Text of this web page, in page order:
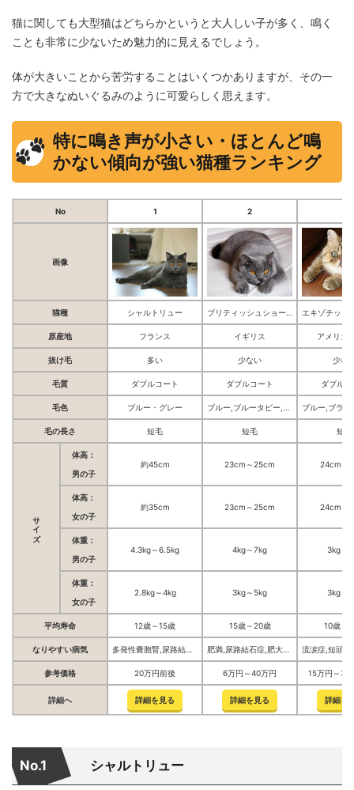
猫に関しても大型猫はどちらかというと大人しい子が多く、鳴く
ことも非常に少ないため魅力的に見えるでしょう。
体が大きいことから苦労することはいくつかありますが、その一
方で大きなぬいぐるみのように可愛らしく思えます。
特に鳴き声が小さい・ほとんど鳴
かない傾向が強い猫種ランキング
No 1 2
画像
猫種 シャルトリュー
原産地 フランス イギリス アメリカ
抜け毛 多い 少ない 少な
毛質 ダブルコート ダブルコート ダブル
毛色 ブルー・グレー
毛の長さ 短毛 短毛 短毛
サイズ
体高：
男の子
約45cm 23cm～25cm 24cm～
体高：
女の子
約35cm 23cm～25cm 24cm～
体重：
男の子
4.3kg～6.5kg 4kg～7kg 3kg～
体重：
女の子
2.8kg～4kg 3kg～5kg 3kg～
平均寿命 12歳～15歳 15歳～20歳 10歳～
なりやすい病気
参考価格 20万円前後 6万円～40万円 15万円～30
詳細へ 詳細を見る 詳細を見る 詳細を
No.1 シャルトリュー